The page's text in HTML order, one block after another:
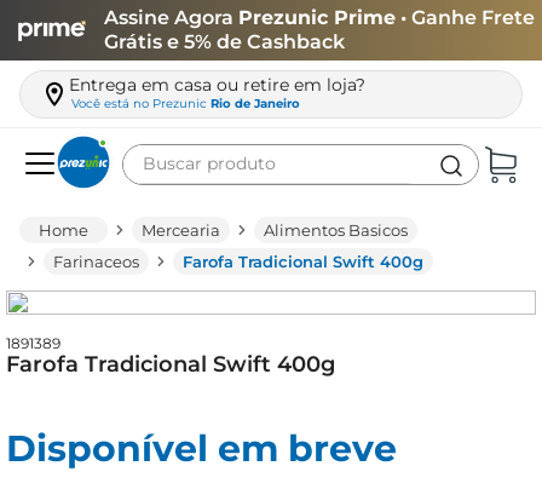
Assine Agora Prezunic Prime • Ganhe Frete
Grátis e 5% de Cashback
Entrega em casa ou retire em loja?
Você está no Prezunic Rio de Janeiro
Buscar produto
Mercearia
Alimentos Basicos
Farinaceos
Farofa Tradicional Swift 400g
1891389
Farofa Tradicional Swift 400g
Disponível em breve
leite
queijo
azeite